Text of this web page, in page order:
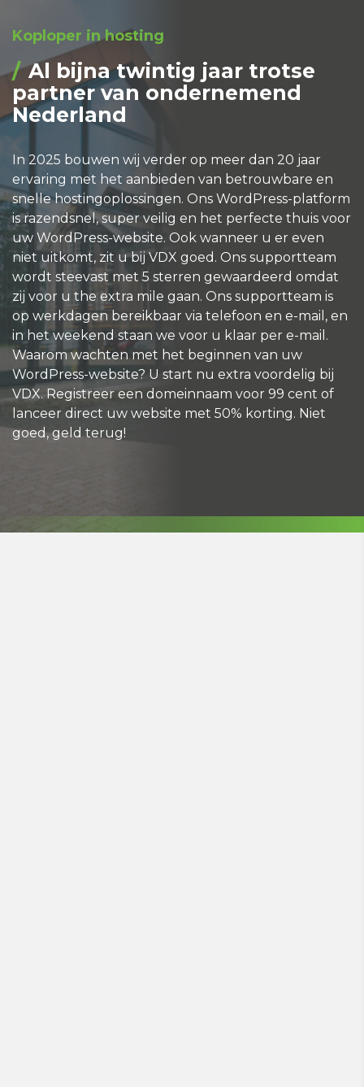
Koploper in hosting
Al bijna twintig jaar trotse
partner van ondernemend
Nederland
In 2025 bouwen wij verder op meer dan 20 jaar
ervaring met het aanbieden van betrouwbare en
snelle hostingoplossingen. Ons WordPress-platform
is razendsnel, super veilig en het perfecte thuis voor
uw WordPress-website. Ook wanneer u er even
niet uitkomt, zit u bij VDX goed. Ons supportteam
wordt steevast met 5 sterren gewaardeerd omdat
zij voor u the extra mile gaan. Ons supportteam is
op werkdagen bereikbaar via telefoon en e-mail, en
in het weekend staan we voor u klaar per e-mail.
Waarom wachten met het beginnen van uw
WordPress-website? U start nu extra voordelig bij
VDX. Registreer een domeinnaam voor 99 cent of
lanceer direct uw website met 50% korting. Niet
goed, geld terug!